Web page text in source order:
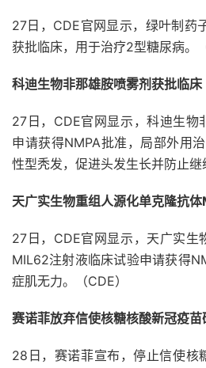
27日，CDE官网显示，绿叶制药
获批临床，用于治疗2型糖尿病。
科迪生物非那雄胺喷雾剂获批临床
27日，CDE官网显示，科迪生物
申请获得NMPA批准，局部外用
性型秃发，促进头发生长并防止继
天广实生物重组人源化单克隆抗
27日，CDE官网显示，天广实生
MIL62注射液临床试验申请获得
症肌无力。（CDE）
赛诺菲放弃信使核糖核酸新冠疫苗
28日，赛诺菲宣布，停止信使核